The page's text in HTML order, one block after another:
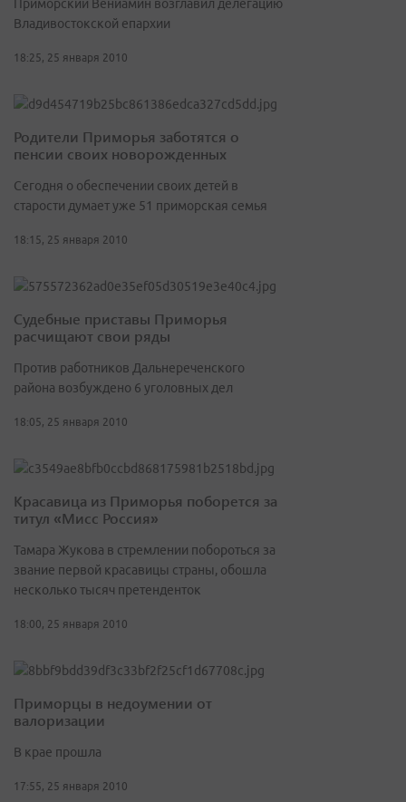
Приморский Вениамин возглавил делегацию
Владивостокской епархии
18:25, 25 января 2010
Родители Приморья заботятся о
пенсии своих новорожденных
Сегодня о обеспечении своих детей в
старости думает уже 51 приморская семья
18:15, 25 января 2010
Судебные приставы Приморья
расчищают свои ряды
Против работников Дальнереченского
района возбуждено 6 уголовных дел
18:05, 25 января 2010
Красавица из Приморья поборется за
титул «Мисс Россия»
Тамара Жукова в стремлении побороться за
звание первой красавицы страны, обошла
несколько тысяч претенденток
18:00, 25 января 2010
Приморцы в недоумении от
валоризации
В крае прошла
17:55, 25 января 2010